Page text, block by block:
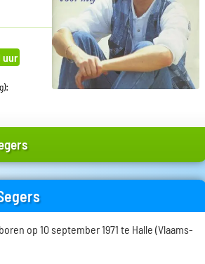
uur
:
op 10 september 1971 te Halle (Vlaams-